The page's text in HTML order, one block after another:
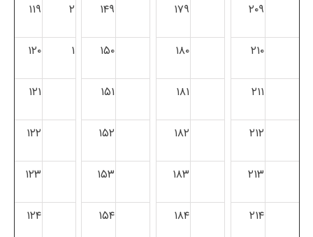
۲۰۹ ۱۷۹ ۱۴۹ ۲ ۱۱۹
۲۱۰ ۱۸۰ ۱۵۰ ۱ ۱۲۰
۲۱۱ ۱۸۱ ۱۵۱ ۱۲۱
۲۱۲ ۱۸۲ ۱۵۲ ۱۲۲
۲۱۳ ۱۸۳ ۱۵۳ ۱۲۳
۲۱۴ ۱۸۴ ۱۵۴ ۱۲۴